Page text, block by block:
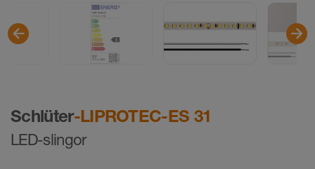
Schlüter-LIPROTEC-ES 31
LED-slingor